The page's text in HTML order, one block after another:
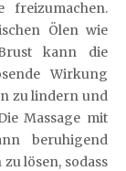
freizumachen.
Ölen wie
kann die
Wirkung
zu lindern und
Massage mit
beruhigend
lösen, sodass